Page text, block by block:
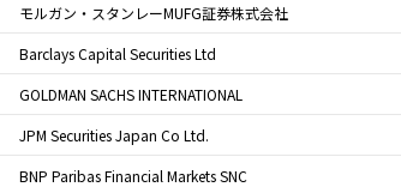
モルガン・スタンレーMUFG証券株式会社
Barclays Capital Securities Ltd
GOLDMAN SACHS INTERNATIONAL
JPM Securities Japan Co Ltd.
BNP Paribas Financial Markets SNC